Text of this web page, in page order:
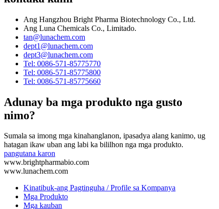
Ang Hangzhou Bright Pharma Biotechnology Co., Ltd.
Ang Luna Chemicals Co., Limitado.
tan@lunachem.com
dept1@lunachem.com
dept3@lunachem.com
Tel: 0086-571-85775770
Tel: 0086-571-85775800
Tel: 0086-571-85775660
Adunay ba mga produkto nga gusto
nimo?
Sumala sa imong mga kinahanglanon, ipasadya alang kanimo, ug
hatagan ikaw uban ang labi ka bililhon nga mga produkto.
pangutana karon
www.brightpharmabio.com
www.lunachem.com
Kinatibuk-ang Pagtinguha / Profile sa Kompanya
Mga Produkto
Mga kauban